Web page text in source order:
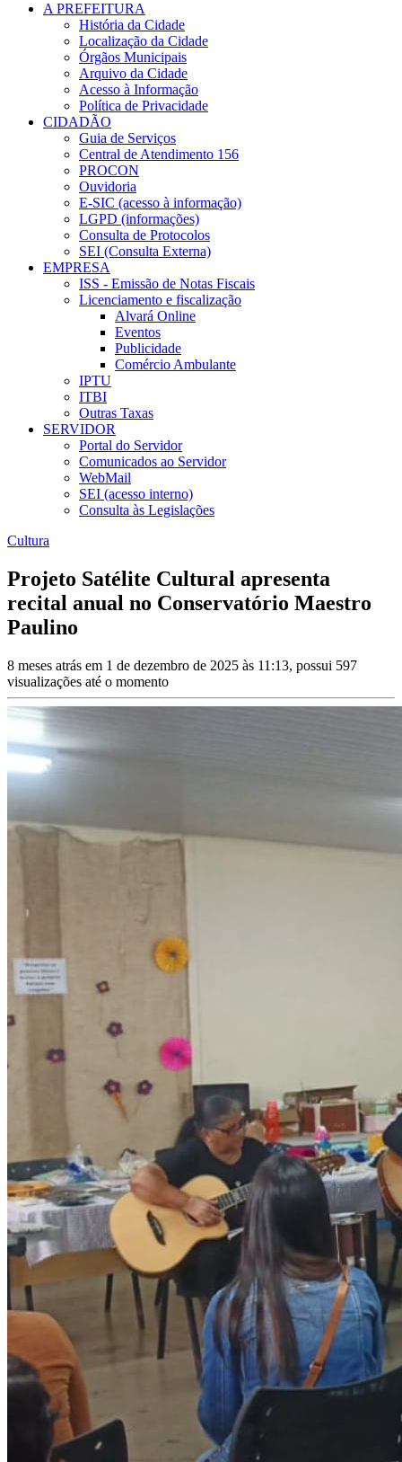
A PREFEITURA
História da Cidade
Localização da Cidade
Órgãos Municipais
Arquivo da Cidade
Acesso à Informação
Política de Privacidade
CIDADÃO
Guia de Serviços
Central de Atendimento 156
PROCON
Ouvidoria
E-SIC (acesso à informação)
LGPD (informações)
Consulta de Protocolos
SEI (Consulta Externa)
EMPRESA
ISS - Emissão de Notas Fiscais
Licenciamento e fiscalização
Alvará Online
Eventos
Publicidade
Comércio Ambulante
IPTU
ITBI
Outras Taxas
SERVIDOR
Portal do Servidor
Comunicados ao Servidor
WebMail
SEI (acesso interno)
Consulta às Legislações
Cultura
Projeto Satélite Cultural apresenta
recital anual no Conservatório Maestro
Paulino
8 meses atrás em 1 de dezembro de 2025 às 11:13, possui 597
visualizações até o momento